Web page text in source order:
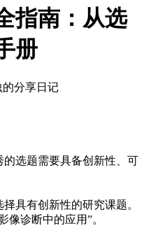
指南：从选
册
分享日记
选题需要具备创新性、可
具有创新性的研究课题。
像诊断中的应用”。